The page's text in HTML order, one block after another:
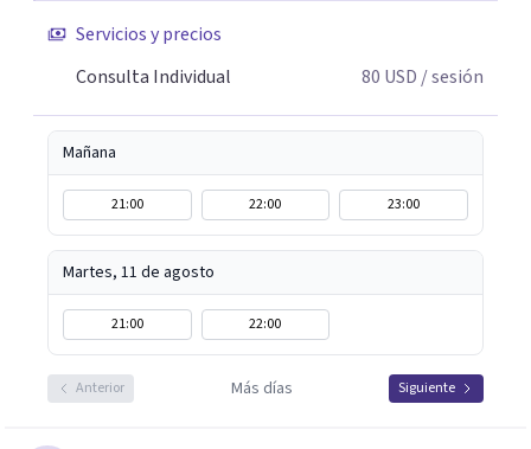
Servicios y precios
Consulta Individual
80 USD / sesión
Mañana
21:00 22:00 23:00
Martes, 11 de agosto
21:00 22:00
Anterior Más días Siguiente